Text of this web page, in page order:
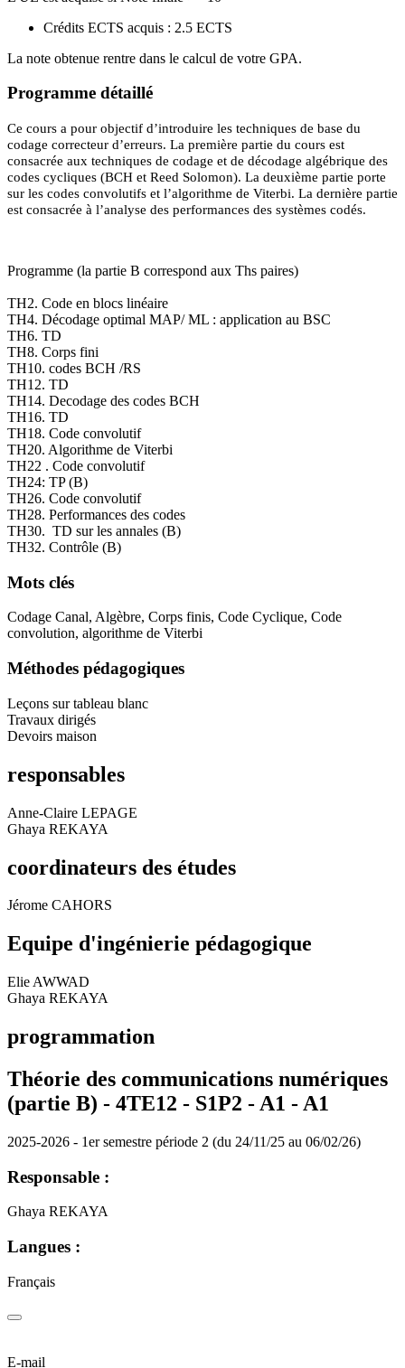
Crédits ECTS acquis : 2.5 ECTS
La note obtenue rentre dans le calcul de votre GPA.
Programme détaillé
Ce cours a pour objectif d’introduire les techniques de base du
codage correcteur d’erreurs. La première partie du cours est
consacrée aux techniques de codage et de décodage algébrique des
codes cycliques (BCH et Reed Solomon). La deuxième partie porte
sur les codes convolutifs et l’algorithme de Viterbi. La dernière partie
est consacrée à l’analyse des performances des systèmes codés.
Programme (la partie B correspond aux Ths paires)
TH2. Code en blocs linéaire
TH4. Décodage optimal MAP/ ML : application au BSC
TH6. TD
TH8. Corps fini
TH10. codes BCH /RS
TH12. TD
TH14. Decodage des codes BCH
TH16. TD
TH18. Code convolutif
TH20. Algorithme de Viterbi
TH22 . Code convolutif
TH24: TP (B)
TH26. Code convolutif
TH28. Performances des codes
TH30. TD sur les annales (B)
TH32. Contrôle (B)
Mots clés
Codage Canal, Algèbre, Corps finis, Code Cyclique, Code
convolution, algorithme de Viterbi
Méthodes pédagogiques
Leçons sur tableau blanc
Travaux dirigés
Devoirs maison
responsables
Anne-Claire LEPAGE
Ghaya REKAYA
coordinateurs des études
Jérome CAHORS
Equipe d'ingénierie pédagogique
Elie AWWAD
Ghaya REKAYA
programmation
Théorie des communications numériques
(partie B) - 4TE12 - S1P2 - A1 - A1
2025-2026 - 1er semestre période 2 (du 24/11/25 au 06/02/26)
Responsable :
Ghaya REKAYA
Langues :
Français
E-mail